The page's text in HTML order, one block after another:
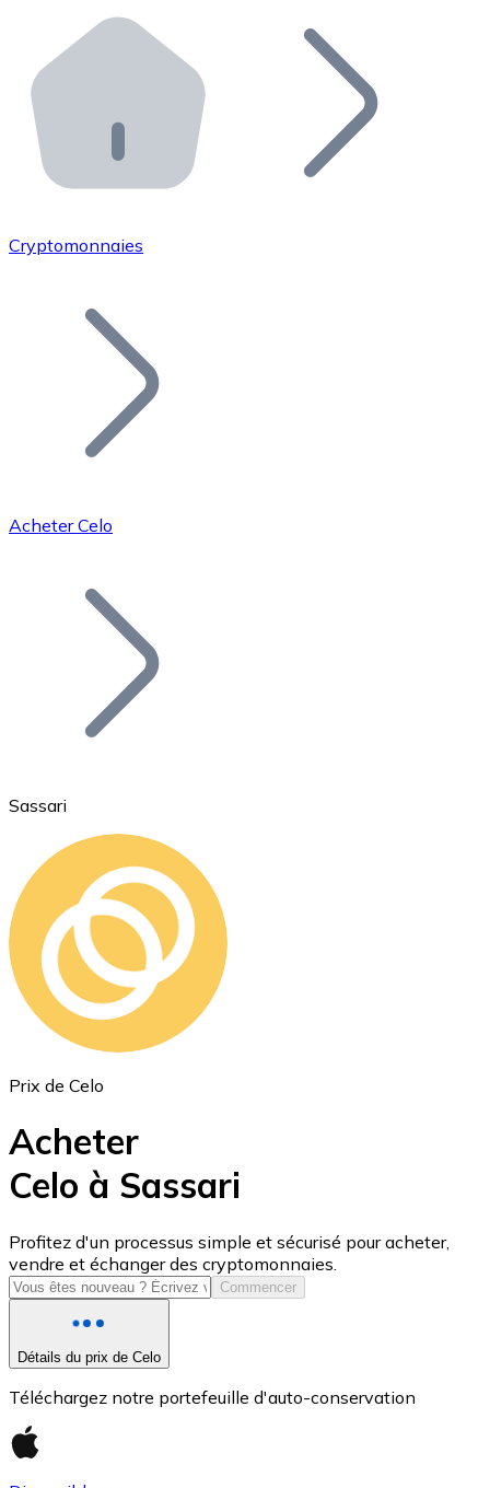
Distributeurs automatiques Bitnovo
Intégrez un ATM Bitnovo dans votre entreprise et
API Bitnovo
Intégrez notre API dans votre écosystème.
Rejoignez notre réseau de distributeurs et
Ajoutez le token de votre projet à notre service
Bitcoin
Ethereum
ETH
USD Coin
USDC
Cryptomonnaies
Acheter Celo
Sassari
Prix de Celo
Acheter
Celo à Sassari
Profitez d'un processus simple et sécurisé pour acheter,
vendre et échanger des cryptomonnaies.
Commencer
Détails du prix de Celo
Téléchargez notre portefeuille d'auto-conservation